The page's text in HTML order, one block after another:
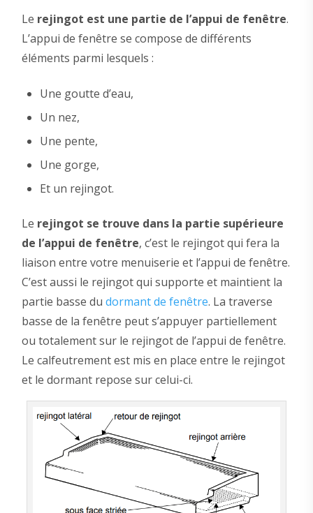
Le rejingot est une partie de l’appui de fenêtre.
L’appui de fenêtre se compose de différents
éléments parmi lesquels :
Une goutte d’eau,
Un nez,
Une pente,
Une gorge,
Et un rejingot.
Le rejingot se trouve dans la partie supérieure
de l’appui de fenêtre, c’est le rejingot qui fera la
liaison entre votre menuiserie et l’appui de fenêtre.
C’est aussi le rejingot qui supporte et maintient la
partie basse du dormant de fenêtre. La traverse
basse de la fenêtre peut s’appuyer partiellement
ou totalement sur le rejingot de l’appui de fenêtre.
Le calfeutrement est mis en place entre le rejingot
et le dormant repose sur celui-ci.